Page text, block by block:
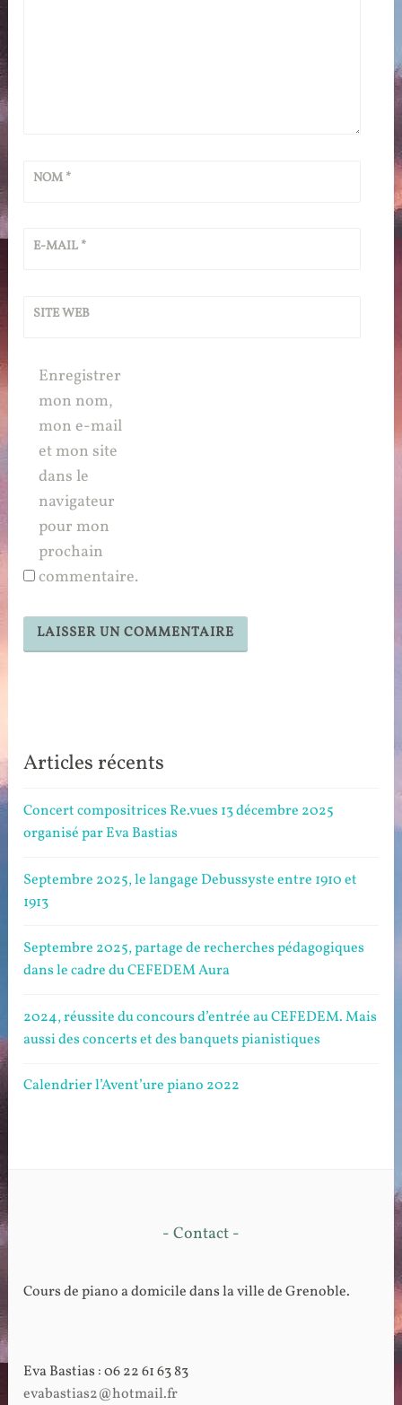
NOM *
E-MAIL *
SITE WEB
Enregistrer
mon nom,
mon e-mail
et mon site
dans le
navigateur
pour mon
prochain
commentaire.
Articles récents
Concert compositrices Re.vues 13 décembre 2025
organisé par Eva Bastias
Septembre 2025, le langage Debussyste entre 1910 et
1913
Septembre 2025, partage de recherches pédagogiques
dans le cadre du CEFEDEM Aura
2024, réussite du concours d’entrée au CEFEDEM. Mais
aussi des concerts et des banquets pianistiques
Calendrier l’Avent’ure piano 2022
- Contact -
Cours de piano a domicile dans la ville de Grenoble.
Eva Bastias : 06 22 61 63 83
evabastias2@hotmail.fr